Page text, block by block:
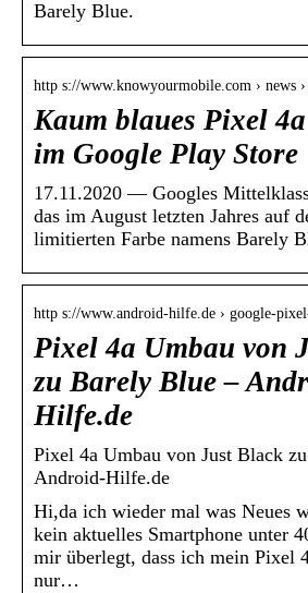
Barely Blue.
http s://www.knowyourmobile.com › news
Kaum blaues Pixel
im Google Play Store
17.11.2020 — Googles
das im August letzten Jahres auf
limitierten Farbe namens Barely
http s://www.android-hilfe.de › google-
Pixel 4a Umbau von
zu Barely Blue –
Hilfe.de
Pixel 4a Umbau von Just Black
Android-Hilfe.de
Hi,da ich wieder mal was Neues
kein aktuelles Smartphone unter
mir überlegt, dass ich mein Pixel
nur…